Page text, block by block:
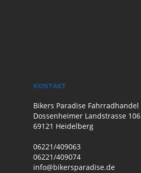
KONTAKT
Bikers Paradise Fahrradhandel
Dossenheimer Landstrasse 106
69121 Heidelberg
06221/409063
06221/409074
info@bikersparadise.de